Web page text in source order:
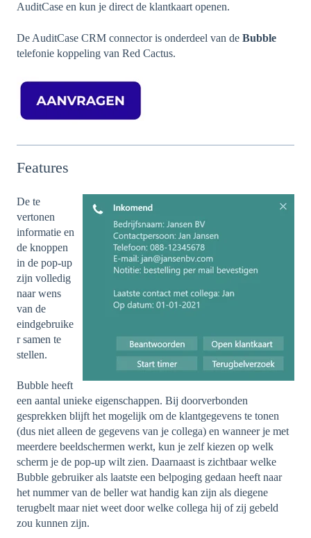
AuditCase en kun je direct de klantkaart openen.
De AuditCase CRM connector is onderdeel van de Bubble
telefonie koppeling van Red Cactus.
Features
De te
vertonen
informatie en
de knoppen
in de pop-up
zijn volledig
naar wens
van de
eindgebruike
r samen te
stellen.
Bubble heeft
een aantal unieke eigenschappen. Bij doorverbonden
gesprekken blijft het mogelijk om de klantgegevens te tonen
(dus niet alleen de gegevens van je collega) en wanneer je met
meerdere beeldschermen werkt, kun je zelf kiezen op welk
scherm je de pop-up wilt zien. Daarnaast is zichtbaar welke
Bubble gebruiker als laatste een belpoging gedaan heeft naar
het nummer van de beller wat handig kan zijn als diegene
terugbelt maar niet weet door welke collega hij of zij gebeld
zou kunnen zijn.